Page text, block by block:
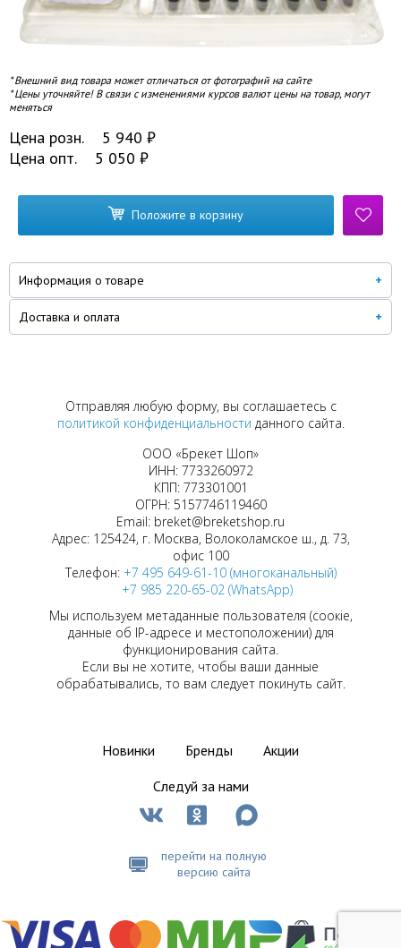
* Внешний вид товара может отличаться от фотографий на сайте
* Цены уточняйте! В связи с изменениями курсов валют цены на товар, могут
меняться
Цена розн. 5 940 ₽
Цена опт.
5 050 ₽
Положите в корзину
Информация о товаре
Доставка и оплата
Отправляя любую форму, вы соглашаетесь с
политикой конфиденциальности данного сайта.
ООО «Брекет Шоп»
ИНН: 7733260972
КПП: 773301001
ОГРН: 5157746119460
Email: breket@breketshop.ru
Адрес: 125424, г. Москва, Волоколамское ш., д. 73,
офис 100
Телефон: +7 495 649-61-10 (многоканальный)
+7 985 220-65-02 (WhatsApp)
Мы используем метаданные пользователя (соокіе,
данные об IP-адресе и местоположении) для
функционирования сайта.
Если вы не хотите, чтобы ваши данные
обрабатывались, то вам следует покинуть сайт.
Новинки Бренды
Акции
Следуй за нами
перейти на полную
версию сайта